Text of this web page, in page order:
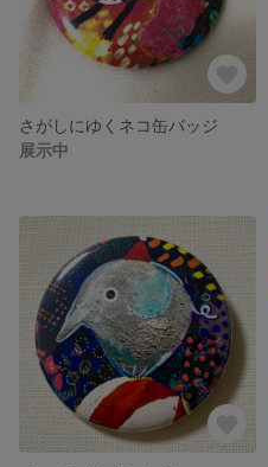
さがしにゆくネコ缶バッジ
展示中